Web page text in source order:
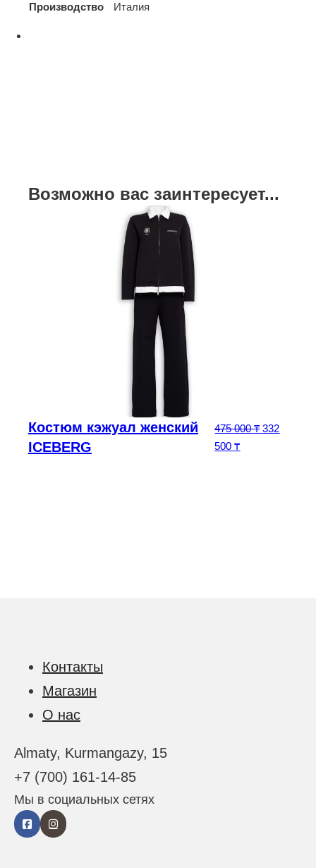
Производство Италия
Возможно вас заинтересует...
Костюм кэжуал женский
ICEBERG
475 000₸ 332
500₸Текущая цена:
Контакты
Магазин
О нас
Almaty, Kurmangazy, 15
+7 (700) 161-14-85
Мы в социальных сетях